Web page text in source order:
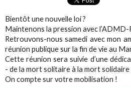
Bientôt une nouvelle loi ?
Maintenons la pression avec l’ADMD-
Retrouvons-nous samedi avec mon
réunion publique sur la fin de vie au
Cette réunion sera suivie d’une
- de la mort solitaire à la mort solidaire
On compte sur votre mobilisation !